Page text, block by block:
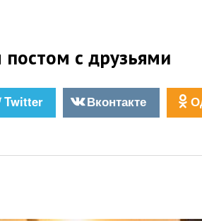
с друзьями
Twitter Вконтакте